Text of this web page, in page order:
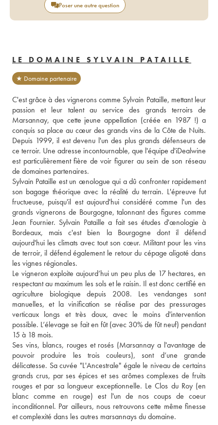
Poser une autre question
LE DOMAINE SYLVAIN PATAILLE
★ Domaine partenaire
C'est grâce à des vignerons comme Sylvain Pataille, mettant leur
passion et leur talent au service des grands terroirs de
Marsannay, que cette jeune appellation (créée en 1987 !) a
conquis sa place au cœur des grands vins de la Côte de Nuits.
Depuis 1999, il est devenu l'un des plus grands défenseurs de
ce terroir. Une adresse incontournable, que l'équipe d'iDealwine
est particulièrement fière de voir figurer au sein de son réseau
de domaines partenaires.
Sylvain Pataille est un œnologue qui a dû confronter rapidement
son bagage théorique avec la réalité du terrain. L'épreuve fut
fructueuse, puisqu'il est aujourd'hui considéré comme l'un des
grands vignerons de Bourgogne, talonnant des figures comme
Jean Fournier. Sylvain Pataille a fait ses études d'œnologie à
Bordeaux, mais c'est bien la Bourgogne dont il défend
aujourd'hui les climats avec tout son cœur. Militant pour les vins
de terroir, il défend également le retour du cépage aligoté dans
les vignes régionales.
Le vigneron exploite aujourd’hui un peu plus de 17 hectares, en
respectant au maximum les sols et le raisin. Il est donc certifié en
agriculture biologique depuis 2008. Les vendanges sont
manuelles, et la vinification se réalise par des pressurages
verticaux longs et très doux, avec le moins d'intervention
possible. L’élevage se fait en fût (avec 30% de fût neuf) pendant
15 à 18 mois.
Ses vins, blancs, rouges et rosés (Marsannay a l'avantage de
pouvoir produire les trois couleurs), sont d’une grande
délicatesse. Sa cuvée "L'Ancestrale" égale le niveau de certains
grands crus, par ses épices et ses arômes complexes de fruits
rouges et par sa longueur exceptionnelle. Le Clos du Roy (en
blanc comme en rouge) est l'un de nos coups de coeur
inconditionnel. Par ailleurs, nous retrouvons cette même finesse
et complexité dans les autres marsannays du domaine.